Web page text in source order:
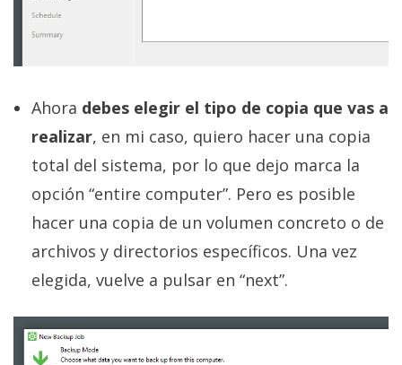
Ahora debes elegir el tipo de copia que vas a
realizar, en mi caso, quiero hacer una copia
total del sistema, por lo que dejo marca la
opción “entire computer”. Pero es posible
hacer una copia de un volumen concreto o de
archivos y directorios específicos. Una vez
elegida, vuelve a pulsar en “next”.